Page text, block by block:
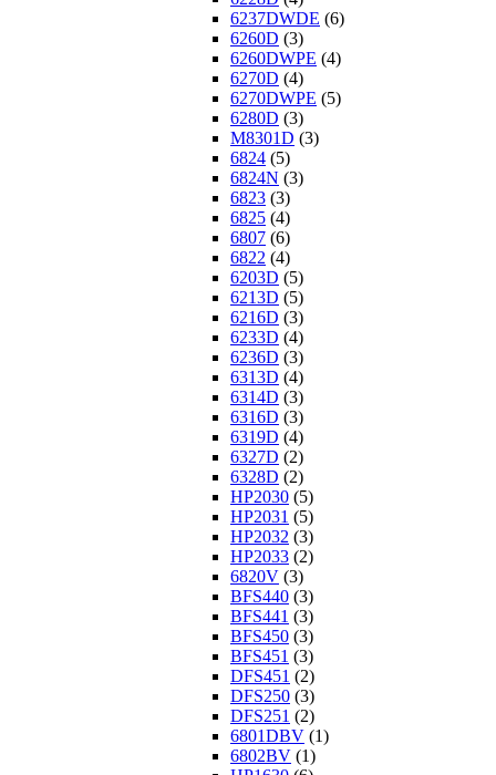
6237DWDE (6)
6260D (3)
6260DWPE (4)
6270D (4)
6270DWPE (5)
6280D (3)
M8301D (3)
6824 (5)
6824N (3)
6823 (3)
6825 (4)
6807 (6)
6822 (4)
6203D (5)
6213D (5)
6216D (3)
6233D (4)
6236D (3)
6313D (4)
6314D (3)
6316D (3)
6319D (4)
6327D (2)
6328D (2)
HP2030 (5)
HP2031 (5)
HP2032 (3)
HP2033 (2)
6820V (3)
BFS440 (3)
BFS441 (3)
BFS450 (3)
BFS451 (3)
DFS451 (2)
DFS250 (3)
DFS251 (2)
6801DBV (1)
6802BV (1)